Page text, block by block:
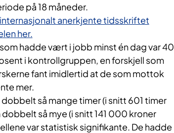
på 18 måneder.
anerkjente tidsskriftet
her.
hadde vært i jobb minst én dag var 40
i kontrollgruppen, en forskjell som
fant imidlertid at de som mottok
mer.
så mange timer (i snitt 601 timer
så mye (i snitt 141 000 kroner
var statistisk signifikante. De hadde